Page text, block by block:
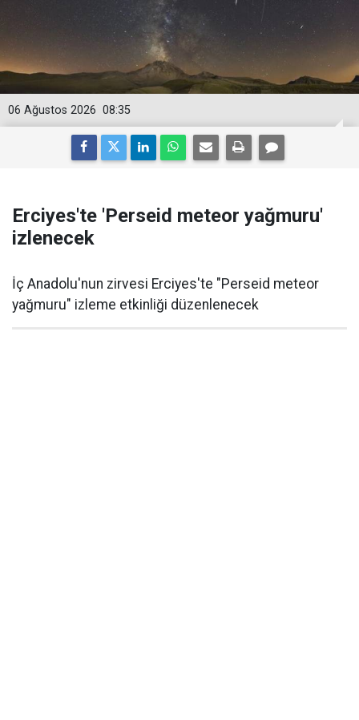
08:35
06 Ağustos 2026
Erciyes'te 'Perseid meteor yağmuru'
izlenecek
İç Anadolu'nun zirvesi Erciyes'te "Perseid meteor
yağmuru" izleme etkinliği düzenlenecek